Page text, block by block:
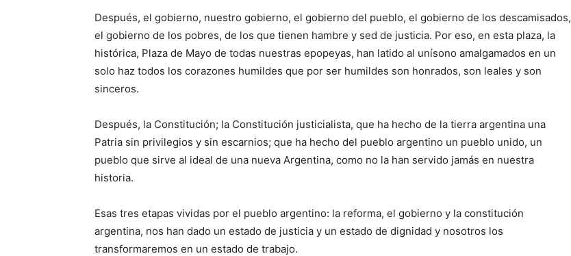
Después, el gobierno, nuestro gobierno, el gobierno del pueblo, el gobierno de los descamisados,
el gobierno de los pobres, de los que tienen hambre y sed de justicia. Por eso, en esta plaza, la
histórica, Plaza de Mayo de todas nuestras epopeyas, han latido al unísono amalgamados en un
solo haz todos los corazones humildes que por ser humildes son honrados, son leales y son
sinceros.
Después, la Constitución; la Constitución justicialista, que ha hecho de la tierra argentina una
Patria sin privilegios y sin escarnios; que ha hecho del pueblo argentino un pueblo unido, un
pueblo que sirve al ideal de una nueva Argentina, como no la han servido jamás en nuestra
historia.
Esas tres etapas vividas por el pueblo argentino: la reforma, el gobierno y la constitución
argentina, nos han dado un estado de justicia y un estado de dignidad y nosotros los
transformaremos en un estado de trabajo.